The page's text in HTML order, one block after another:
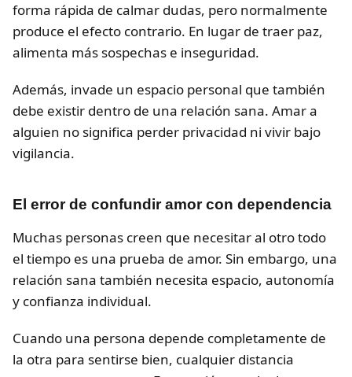
forma rápida de calmar dudas, pero normalmente
produce el efecto contrario. En lugar de traer paz,
alimenta más sospechas e inseguridad.
Además, invade un espacio personal que también
debe existir dentro de una relación sana. Amar a
alguien no significa perder privacidad ni vivir bajo
vigilancia.
El error de confundir amor con dependencia
Muchas personas creen que necesitar al otro todo
el tiempo es una prueba de amor. Sin embargo, una
relación sana también necesita espacio, autonomía
y confianza individual.
Cuando una persona depende completamente de
la otra para sentirse bien, cualquier distancia